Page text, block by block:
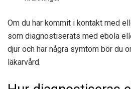
Om du har kommit i kontakt med
som diagnostiserats med ebola
djur och har några symtom bör du
läkarvård.